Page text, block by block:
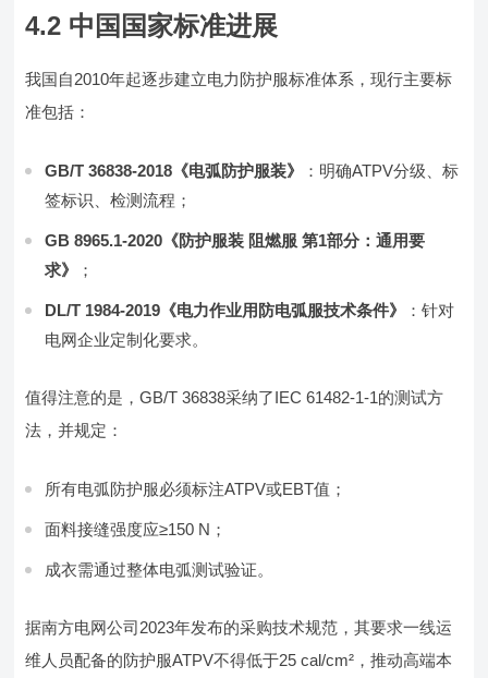
4.2 中国国家标准进展
我国自2010年起逐步建立电力防护服标准体系，现行主要标
准包括：
GB/T 36838-2018《电弧防护服装》
：明确ATPV分级、标
签标识、检测流程；
GB 8965.1-2020《防护服装 阻燃服 第1部分：通用要
求》
；
DL/T 1984-2019《电力作业用防电弧服技术条件》
：针对
电网企业定制化要求。
值得注意的是，GB/T 36838采纳了IEC 61482-1-1的测试方
法，并规定：
所有电弧防护服必须标注ATPV或EBT值；
面料接缝强度应≥150 N；
成衣需通过整体电弧测试验证。
据南方电网公司2023年发布的采购技术规范，其要求一线运
维人员配备的防护服ATPV不得低于25 cal/cm²，推动高端本